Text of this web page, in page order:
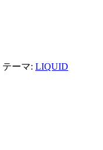
テーマ: LIQUID